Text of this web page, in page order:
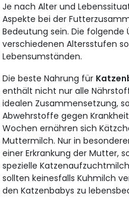
Je nach Alter und
Aspekte bei der
Bedeutung sein. Die
verschiedenen Altersstufen
Lebensumständen.
Die beste Nahrung für
enthält nicht nur alle
idealen Zusammensetzung,
Abwehrstoffe gegen
Wochen ernähren sich
Muttermilch. Nur in
einer Erkrankung der Mutter,
spezielle
sollten keinesfalls Kuhmilch
den Katzenbabys zu